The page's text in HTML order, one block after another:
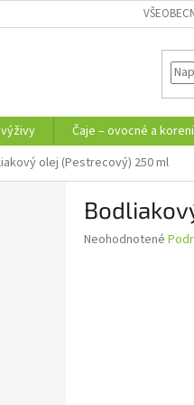
Čaje – ovocné a
olej (Pestrecový) 250 ml
Priemerné
Neohodnotené